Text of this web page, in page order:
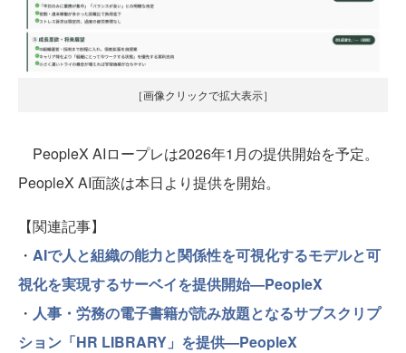
［画像クリックで拡大表示］
PeopleX AIロープレは2026年1月の提供開始を予定。
PeopleX AI面談は本日より提供を開始。
【関連記事】
・ AIで人と組織の能力と関係性を可視化するモデルと可
視化を実現するサーベイを提供開始—PeopleX
・ 人事・労務の電子書籍が読み放題となるサブスクリプ
ション「HR LIBRARY」を提供—PeopleX